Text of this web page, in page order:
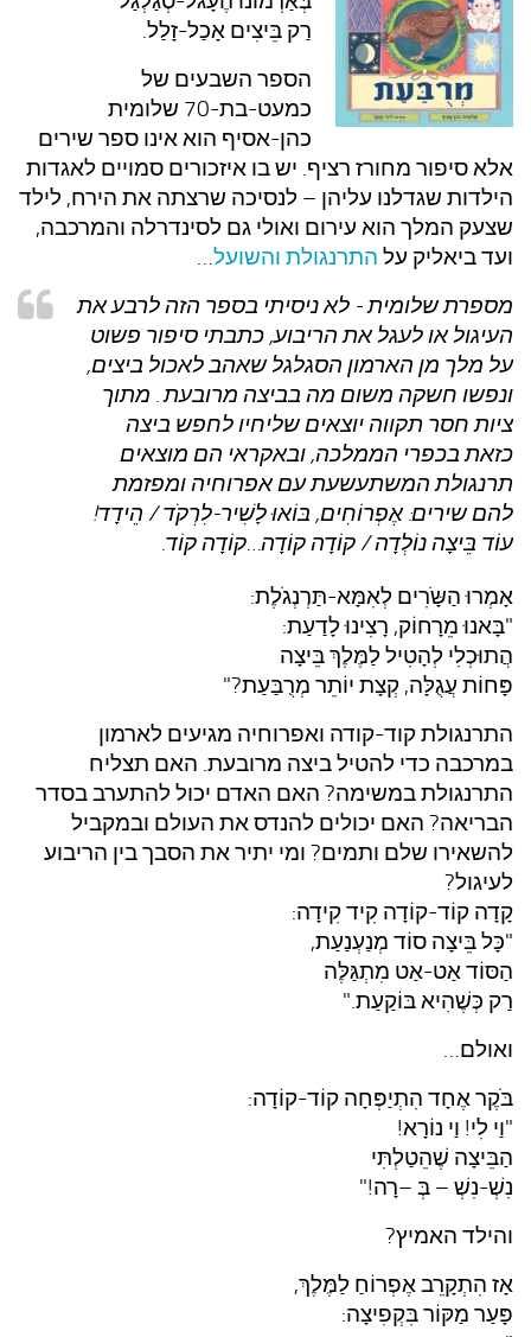
עצות סבתא
סבתא מספרת
נווה הבלוגים
קשר משפחתי
פינת הנכד
רַק בֵּיצִים אָכַל-זָלַל.
הספר השבעים של
כמעט-בת-70 שלומית
כהן-אסיף הוא אינו ספר שירים
אלא סיפור מחורז רציף. יש בו איזכורים סמויים לאגדות
הילדות שגדלנו עליהן – לנסיכה שרצתה את הירח, לילד
שצעק המלך הוא עירום ואולי גם לסינדרלה והמרכבה,
ועד ביאליק על התרנגולת והשועל…
מספרת שלומית - לא ניסיתי בספר הזה לרבע את
העיגול או לעגל את הריבוע, כתבתי סיפור פשוט
על מלך מן הארמון הסגלגל שאהב לאכול ביצים,
ונפשו חשקה משום מה בביצה מרובעת . מתוך
ציות חסר תקווה יוצאים שליחיו לחפש ביצה
כזאת בכפרי הממלכה, ובאקראי הם מוצאים
תרנגולת המשתעשעת עם אפרוחיה ומפזמת
להם שירים: אֶפְרוֹחִים, בּוֹאוּ לָשִׁיר-לִרְקֹד / הֵידָד!
עוֹד בֵּיצָה נוֹלְדָה / קוֹדָה קוֹדָה…קוֹדָה קוֹד.
אָמְרוּ הַשָֹּרִים לְאִמָּא-תַּרְנְגֹלֶת:
"בָּאנוּ מֵרָחוֹק, רָצִינוּ לָדַעַת:
הֲתוּכְלִי לְהָטִיל לַמֶּלֶךְ בֵּיצָה
פָּחוֹת עֲגֻלָּה, קְצָת יוֹתֵר מְרֻבַּעַת?"
התרנגולת קוד-קודה ואפרוחיה מגיעים לארמון
במרכבה כדי להטיל ביצה מרובעת. האם תצליח
התרנגולת במשימה? האם האדם יכול להתערב בסדר
הבריאה? האם יכולים להנדס את העולם ובמקביל
להשאירו שלם ותמים? ומי יתיר את הסבך בין הריבוע
לעיגול?
קָדָה קוֹד-קוֹדָה קִיד קִידָה:
"כָּל בֵּיצָה סוֹד מְנַעְנַעַת,
הַסּוֹד אַט-אַט מִתְגַּלֶּה
רַק כְּשֶׁהִיא בּוֹקַעַת."
ואולם…
בֹּקֶר אֶחָד הִתְיַפְּחָה קוֹד-קוֹדָה:
"וַי לִי! וַי נוֹרָא!
הַבֵּיצָה שֶׁהֵטַלְתִּי
נִשְׁ-נִשְׁ – בְּ –רָה!"
והילד האמיץ?
אָז הִתְקָרֵב אֶפְרוֹחַ לַמֶּלֶךְ,
פָּעַר מַקּוֹר בִּקְפִיצָה: